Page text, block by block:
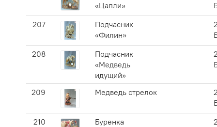
«Цапли»
207
Подчасник
«Филин»
208
Подчасник
«Медведь
идущий»
209 Медведь стрелок
210
Буренка